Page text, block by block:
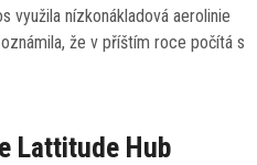
využila nízkonákladová aerolinie
že v příštím roce počítá s
Lattitude Hub